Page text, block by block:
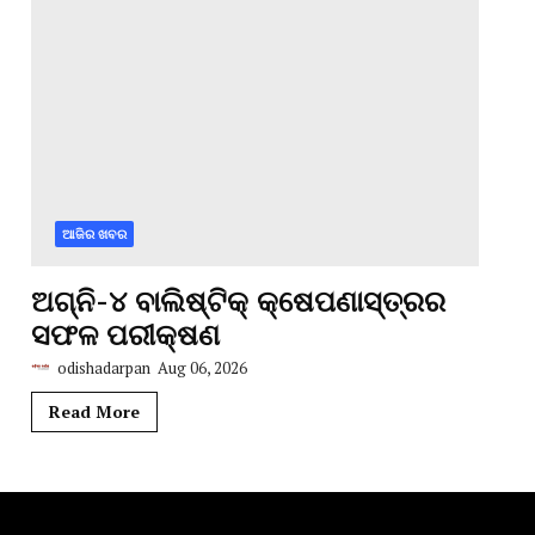
ଆଜିର ଖବର
ଅଗ୍ନି-୪ ବାଲିଷ୍ଟିକ୍ କ୍ଷେପଣାସ୍ତ୍ରର
ସଫଳ ପରୀକ୍ଷଣ
odishadarpan Aug 06, 2026
Read More